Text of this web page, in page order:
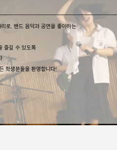
로, 밴드 음악과 공연을 좋아하는
즐길 수 있도록
.
학생분들을 환영합니다!